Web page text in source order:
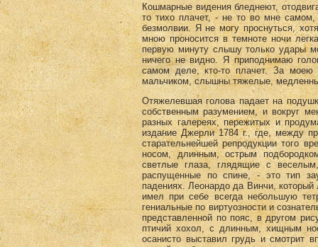
Кошмарные видения бледнеют,
то тихо плачет, - не то во мне самом,
безмолвии. Я не могу проснуться,
мною проносится в темноте ночи
первую минуту слышу только удары
ничего не видно. Я приподнимаю
самом деле, кто-то плачет. За моею
мальчиком, слышны тяжелые,
Отяжелевшая голова падает на
собственным разумением, и вокруг
разных галереях, пережитых и
издание Джерли 1784 г., где, между
старательнейшей репродукции того
носом, длинным, острым
светлые глаза, глядящие с
распущенные по спине, - это тип
падениях. Леонардо да Винчи,
имел при себе всегда небольшую
гениальные по виртуозности и
представленной по пояс, в другом
птичий хохол, с длинным, хищным
осанисто выставил грудь и смотрит